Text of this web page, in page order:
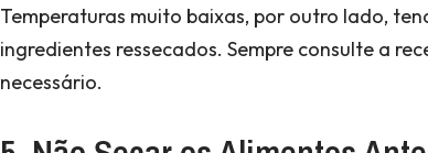
Temperaturas muito baixas, por outro lado,
ingredientes ressecados. Sempre consulte a
necessário.